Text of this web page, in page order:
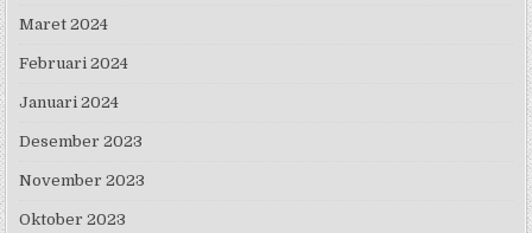
Maret 2024
Februari 2024
Januari 2024
Desember 2023
November 2023
Oktober 2023